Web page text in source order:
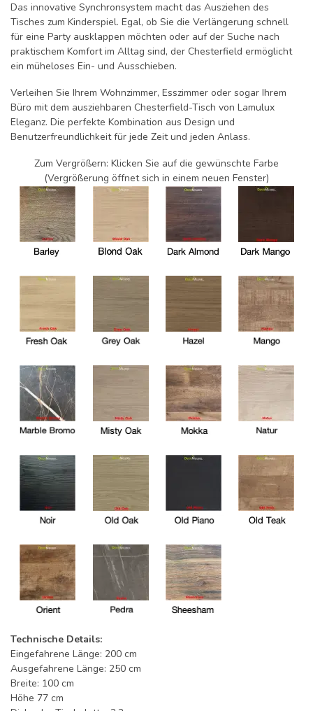
Das innovative Synchronsystem macht das Ausziehen des
Tisches zum Kinderspiel. Egal, ob Sie die Verlängerung schnell
für eine Party ausklappen möchten oder auf der Suche nach
praktischem Komfort im Alltag sind, der Chesterfield ermöglicht
ein müheloses Ein- und Ausschieben.
Verleihen Sie Ihrem Wohnzimmer, Esszimmer oder sogar Ihrem
Büro mit dem ausziehbaren Chesterfield-Tisch von Lamulux
Eleganz. Die perfekte Kombination aus Design und
Benutzerfreundlichkeit für jede Zeit und jeden Anlass.
Zum Vergrößern: Klicken Sie auf die gewünschte Farbe
(Vergrößerung öffnet sich in einem neuen Fenster)
Technische Details:
Eingefahrene Länge: 200 cm
Ausgefahrene Länge: 250 cm
Breite: 100 cm
Höhe 77 cm